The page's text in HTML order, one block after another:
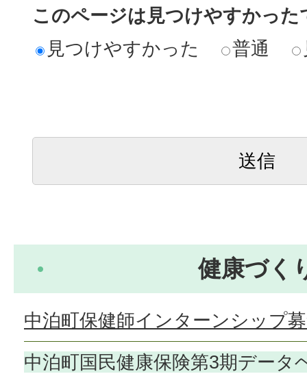
このページは見つけやすかった
見つけやすかった
普通
健康づく
中泊町保健師インターンシップ
中泊町国民健康保険第3期データ